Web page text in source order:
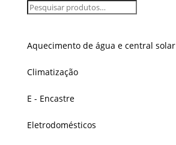
Aquecimento de água e central solar
Climatização
E - Encastre
Eletrodomésticos